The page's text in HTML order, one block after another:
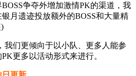
争夺外增加激情PK的渠道，我
月遗迹投放额外的BOSS和大量精
我们更倾向于以小队、更多人能参
更多以活动形式来进行。